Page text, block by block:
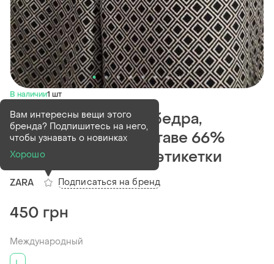
В наличии1 шт
Брюки широкие от бедра,
укороченные, в составе 66%
вискозы новые без этикетки
ZARA
Вам интересны вещи этого
бренда? Подпишитесь на него,
чтобы узнавать о новинках
Хорошо
Подписаться на бренд
450 грн
Международный